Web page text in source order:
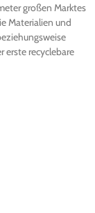
großen Marktes
Materialien und
erste recyclebare